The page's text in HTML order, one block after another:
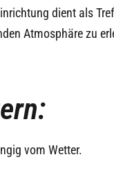
dient als
Atmosphäre zu
vom Wetter.